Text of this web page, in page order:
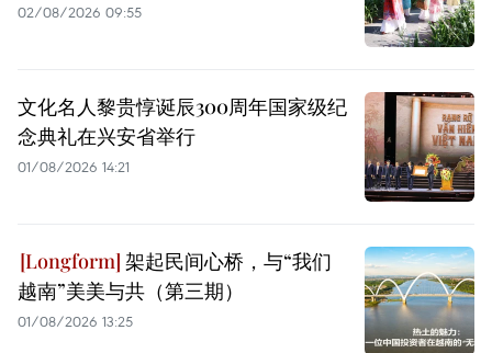
02/08/2026 09:55
文化名人黎贵惇诞辰300周年国家级纪
念典礼在兴安省举行
01/08/2026 14:21
架起民间心桥，与“我们
越南”美美与共（第三期）
01/08/2026 13:25